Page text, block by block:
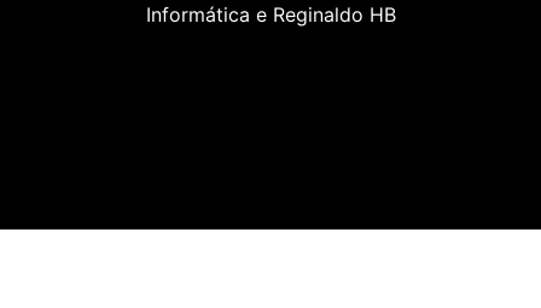
Informática e Reginaldo HB